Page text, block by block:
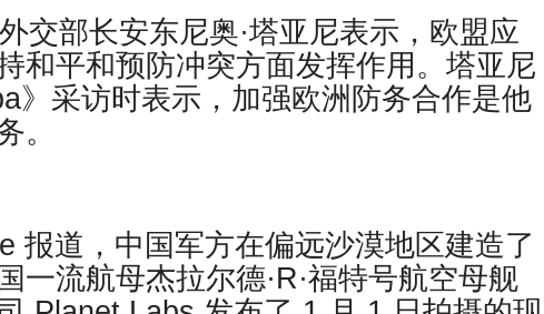
交部长安东尼奥·塔亚尼表示，欧盟应
和平和预防冲突方面发挥作用。塔亚尼
》采访时表示，加强欧洲防务合作是他
。
报道，中国军方在偏远沙漠地区建造了
一流航母杰拉尔德·R·福特号航空母舰